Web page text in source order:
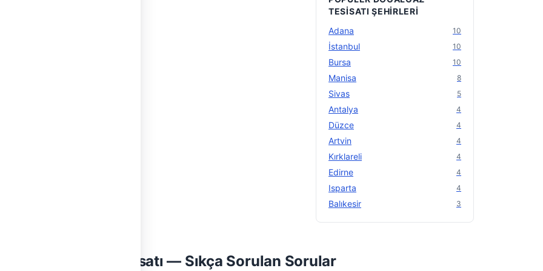
TESISATI ŞEHIRLERI
Adana
10
İstanbul 10
Bursa 10
Manisa 8
Sivas 5
Antalya 4
Düzce 4
Artvin 4
Kırklareli 4
Edirne 4
Isparta 4
Balıkesir 3
Doğalgaz Tesisatı — Sıkça Sorulan Sorular